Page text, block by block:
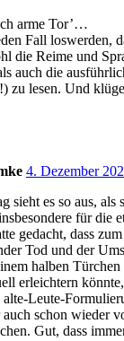
arme Tor’…
Fall loswerden,
die Reime und
auch die
zu lesen. Und
4. Dezember
sieht es so aus, als
für die
gedacht, dass
Tod und der
halben Türchen
erleichtern
Leute-
schon wieder
Gut, dass